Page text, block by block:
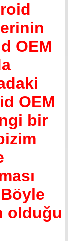
OEM
OEM
bir
olduğu